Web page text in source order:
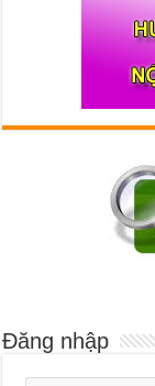
Đăng nhập